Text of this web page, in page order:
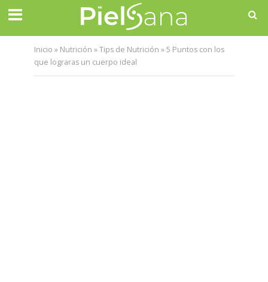
Inicio » Nutrición »Tips de Nutrición »5 Puntos con los
que lograras un cuerpo ideal